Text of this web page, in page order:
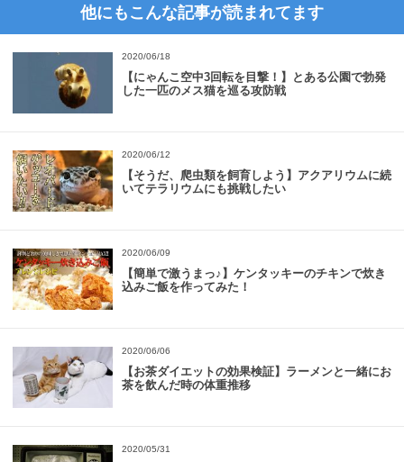
他にもこんな記事が読まれてます
2020/06/18
【にゃんこ空中3回転を目撃！】とある公園で勃発
した一匹のメス猫を巡る攻防戦
2020/06/12
【そうだ、爬虫類を飼育しよう】アクアリウムに続
いてテラリウムにも挑戦したい
2020/06/09
【簡単で激うまっ♪】ケンタッキーのチキンで炊き
込みご飯を作ってみた！
2020/06/06
【お茶ダイエットの効果検証】ラーメンと一緒にお
茶を飲んだ時の体重推移
2020/05/31